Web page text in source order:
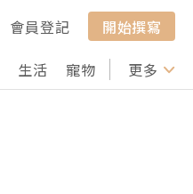
會員登記
開始撰寫
生活 寵物 行山 打卡
更多